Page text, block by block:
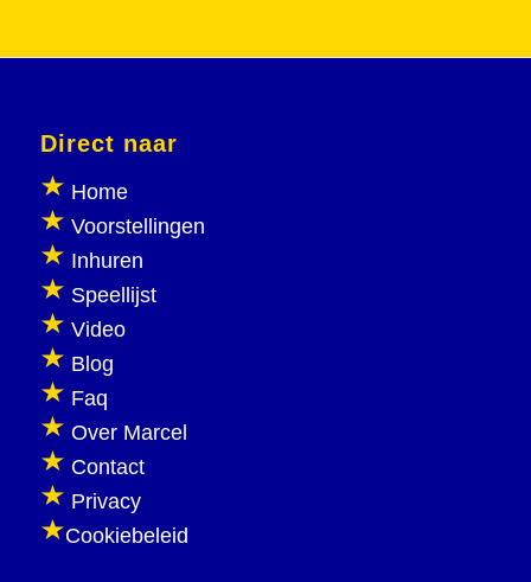
Direct naar
Home
Voorstellingen
Inhuren
Speellijst
Video
Blog
Faq
Over Marcel
Contact
Privacy
Cookiebeleid